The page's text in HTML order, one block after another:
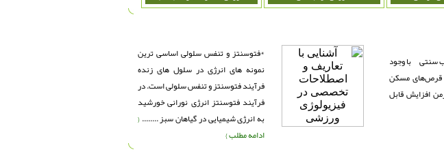
سنتی با وجود
قرص‌های مسکن
افزایش قابل
*فتوسنتز و تنفس سلولی اساسی ترین
نمونه های انرژی در سلول های زنده
فرآیند فتوسنتز و تنفس سلولی است. در
فرآیند فتوسنتز انرژی نورانی خورشید
به انرژی شیمیایی در گیاهان سبز ........{
ادامه مطلب }